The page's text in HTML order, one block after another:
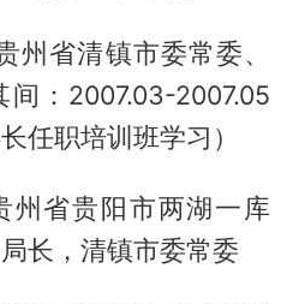
州省清镇市委常委、
：2007.03-2007.05
任职培训班学习）
州省贵阳市两湖一库
长，清镇市委常委